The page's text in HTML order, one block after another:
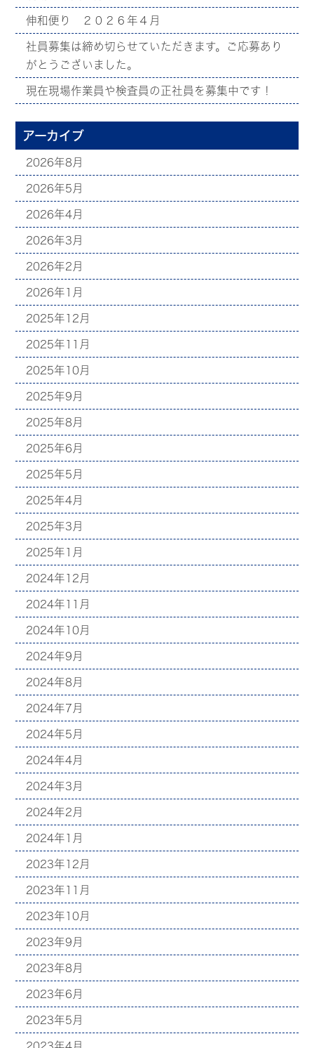
伸和便り ２０２６年４月
社員募集は締め切らせていただきます。ご応募あり
がとうございました。
現在現場作業員や検査員の正社員を募集中です！
アーカイブ
2026年8月
2026年5月
2026年4月
2026年3月
2026年2月
2026年1月
2025年12月
2025年11月
2025年10月
2025年9月
2025年8月
2025年6月
2025年5月
2025年4月
2025年3月
2025年1月
2024年12月
2024年11月
2024年10月
2024年9月
2024年8月
2024年7月
2024年5月
2024年4月
2024年3月
2024年2月
2024年1月
2023年12月
2023年11月
2023年10月
2023年9月
2023年8月
2023年6月
2023年5月